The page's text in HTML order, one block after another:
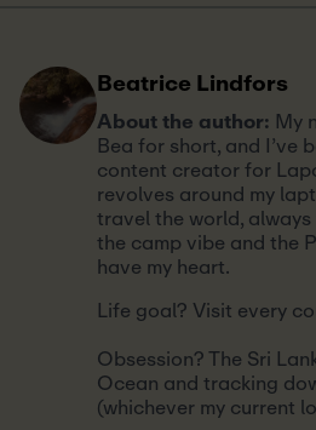
Beatrice Lindfors
About the author: My
Bea for short, and I’ve
content creator for
revolves around my
travel the world,
the camp vibe and the
have my heart.
Life goal? Visit every
Obsession? The Sri
Ocean and tracking
(whichever my current